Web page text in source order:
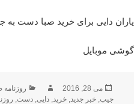
یاران دایی برای خرید صبا دست به
گوشی موبایل
ارسال
شده
می 28, 2016 نویسندهدسته‌ها
روزنامه
جیب ,خبر جدید ,خرید ,دایی ,دست